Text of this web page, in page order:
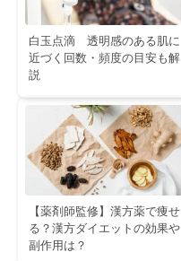
白玉点滴 透明感のある肌に
近づく回数・頻度の目安も解
説
【薬剤師監修】漢方薬で痩せ
る？漢方ダイエットの効果や
副作用は？